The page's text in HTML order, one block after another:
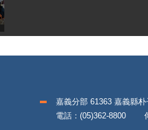
嘉義分部 61363 嘉義縣
電話：(05)362-8800